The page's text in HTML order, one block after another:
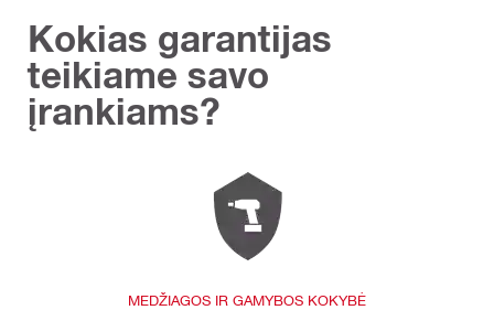
Kokias garantijas
teikiame savo
įrankiams?
MEDŽIAGOS IR GAMYBOS KOKYBĖ